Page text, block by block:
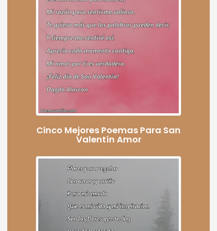
Cinco Mejores Poemas Para San
Valentín Amor